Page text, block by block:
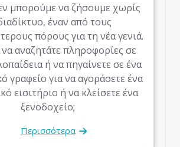
μπορούμε να ζήσουμε χωρίς
έναν από τους
πόρους για τη νέα γενιά.
αναζητάτε πληροφορίες σε
ή να πηγαίνετε σε ένα
γραφείο για να αγοράσετε ένα
εισιτήριο ή να κλείσετε ένα
ξενοδοχείο;
Περισσότερα